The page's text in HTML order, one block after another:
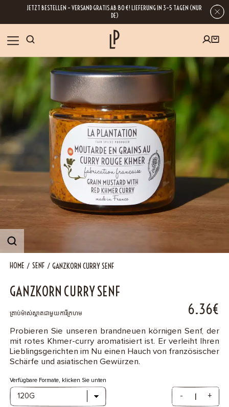
JETZT BESTELLEN – VERSAND GRATIS AB 80 €! LIEFERUNG IN 3–5 TAGEN (NUR
DE)
SHOP
GESCHENKE
BLOG
BESUCHEN
ÜBER UNS
B2B
Contact
HOME SENF GANZKORN CURRY SENF
GANZKORN CURRY SENF
គ្រាប់ម៉ាស់ស្តាតជាមួយការីក្រហម 6.36€
Probieren Sie unseren brandneuen körnigen Senf, der
mit rotes Khmer-curry aromatisiert ist. Er verleiht Ihren
Lieblingsgerichten im Nu einen Hauch von französischer
Schärfe und asiatischen Gewürzen.
Verfügbare Formate, klicken Sie unten
- +
Wenn Sie Ihre E-Mail-Adresse hinterlassen, erhalten Sie Zugang zu unseren
Newslettern, die reich an Tipps, Inspirationen und Informationen über unsere
neuesten Entwicklungen sind. Selbstverständlich ist eine Abmeldung
jederzeit möglich.